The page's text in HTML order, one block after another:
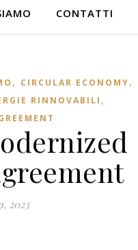
CONTATTI
, CIRCULAR ECONOMY,
RINNOVABILI ,
2023